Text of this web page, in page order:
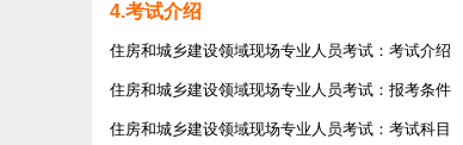
4.考试介绍
住房和城乡建设领域现场专业人员考试：考试介绍
住房和城乡建设领域现场专业人员考试：报考条件
住房和城乡建设领域现场专业人员考试：考试科目